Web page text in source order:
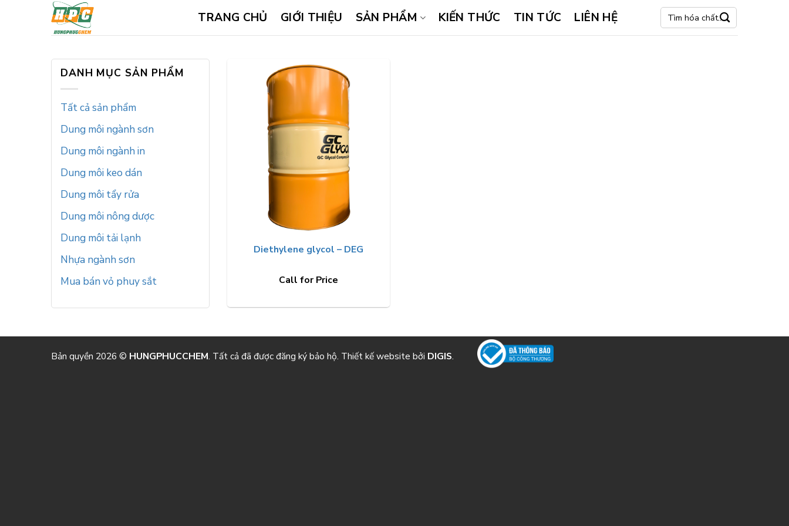
TRANG CHỦ GIỚI THIỆU SẢN PHẨM KIẾN THỨC TIN TỨC LIÊN HỆ
Tìm
kiếm:
DANH MỤC SẢN PHẨM
Tất cả sản phẩm
Dung môi ngành sơn
Dung môi ngành in
Dung môi keo dán
Dung môi tẩy rửa
Dung môi nông dược
Dung môi tải lạnh
Nhựa ngành sơn
Mua bán vỏ phuy sắt
Diethylene glycol – DEG
Call for Price
Bản quyền 2026 © HUNGPHUCCHEM. Tất cả đã được đăng ký bảo hộ. Thiết kế website bởi DIGIS.